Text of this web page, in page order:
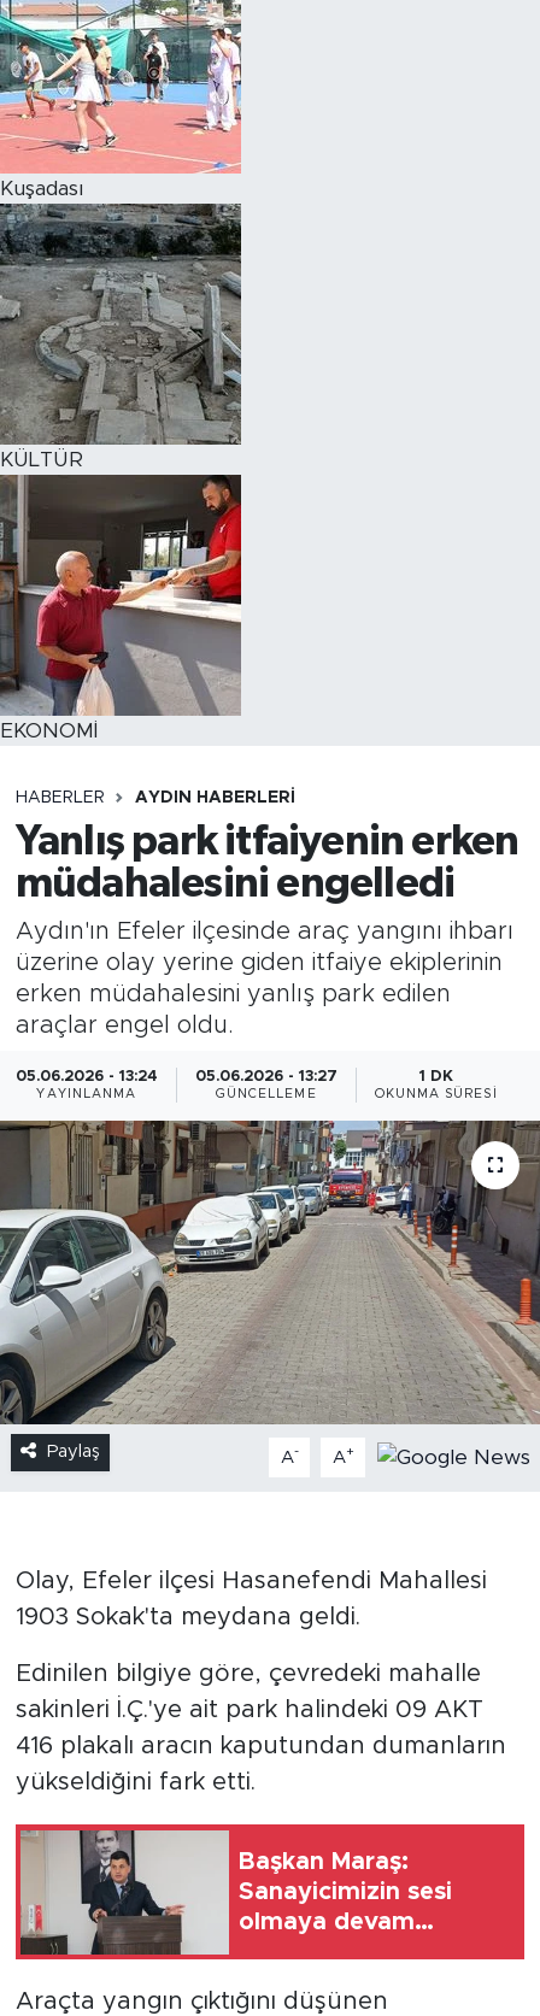
Kuşadası
KÜLTÜR
EKONOMİ
HABERLER AYDIN HABERLERI
Yanlış park itfaiyenin erken
müdahalesini engelledi
Aydın'ın Efeler ilçesinde araç yangını ihbarı
üzerine olay yerine giden itfaiye ekiplerinin
erken müdahalesini yanlış park edilen
araçlar engel oldu.
05.06.2026 - 13:24
YAYINLANMA
05.06.2026 - 13:27
GÜNCELLEME
1 DK
OKUNMA SÜRESI
Paylaş A- A+
Olay, Efeler ilçesi Hasanefendi Mahallesi
1903 Sokak'ta meydana geldi.
Edinilen bilgiye göre, çevredeki mahalle
sakinleri İ.Ç.'ye ait park halindeki 09 AKT
416 plakalı aracın kaputundan dumanların
yükseldiğini fark etti.
Başkan Maraş:
Sanayicimizin sesi
olmaya devam
Araçta yangın çıktığını düşünen